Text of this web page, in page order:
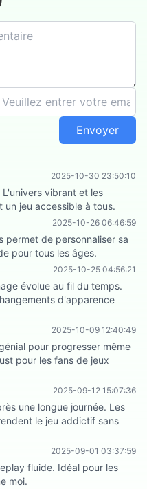
Envoyer
2025-10-30 23:50:10
vibrant et les
un jeu accessible à tous.
2025-10-26 06:46:59
permet de personnaliser sa
pour tous les âges.
2025-10-25 04:56:21
évolue au fil du temps.
d'apparence
2025-10-09 12:40:49
pour progresser même
pour les fans de jeux
2025-09-12 15:07:36
une longue journée. Les
le jeu addictif sans
2025-09-01 03:37:59
fluide. Idéal pour les
moi.